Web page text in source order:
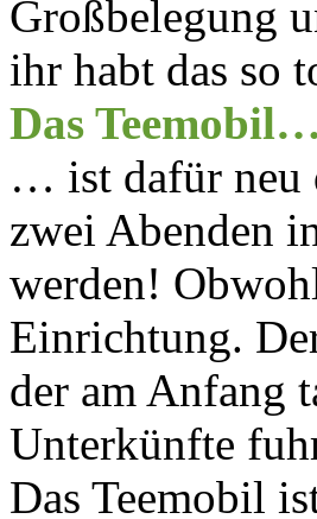
Großbelegung
ihr habt das so
Das Teemobil…
… ist dafür neu
zwei Abenden
werden!
Einrichtung.
der am Anfang
Unterkünfte
Das Teemobil